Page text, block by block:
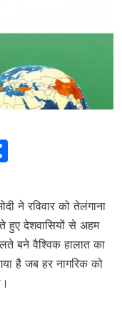
ने रविवार को तेलंगाना
हुए देशवासियों से अहम
बने वैश्विक हालात का
है जब हर नागरिक को